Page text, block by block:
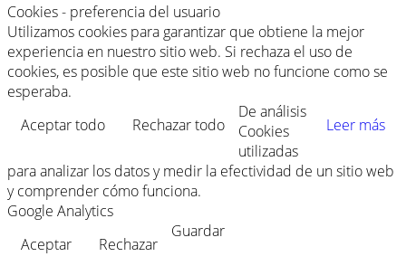
Cookies - preferencia del usuario
Utilizamos cookies para garantizar que obtiene la mejor
experiencia en nuestro sitio web. Si rechaza el uso de
cookies, es posible que este sitio web no funcione como se
esperaba.
Aceptar todo
Rechazar todo Leer más
De análisis
Cookies
utilizadas
para analizar los datos y medir la efectividad de un sitio web
y comprender cómo funciona.
Google Analytics
Aceptar
Rechazar
Guardar